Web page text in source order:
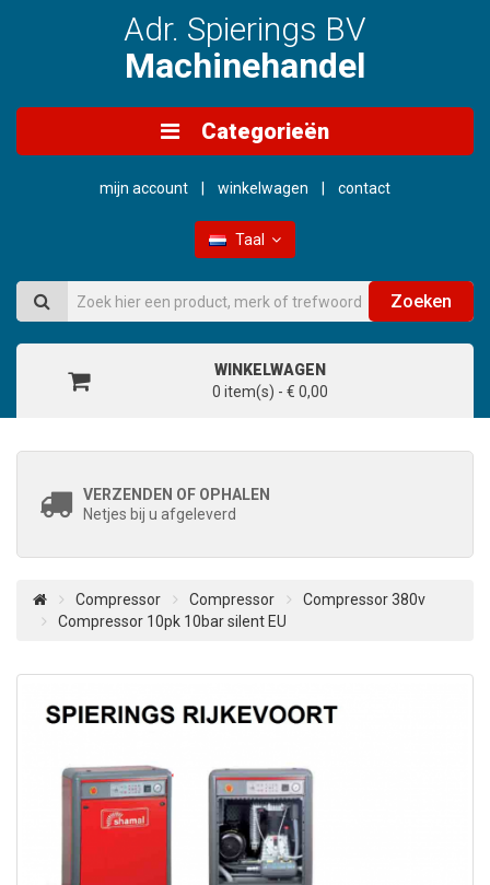
Adr. Spierings BV
Machinehandel
Categorieën
mijn account winkelwagen contact
Taal
Zoeken
WINKELWAGEN
0 item(s) - € 0,00
VERZENDEN OF OPHALEN
Netjes bij u afgeleverd
Compressor Compressor
Compressor 380v
Compressor 10pk 10bar silent EU